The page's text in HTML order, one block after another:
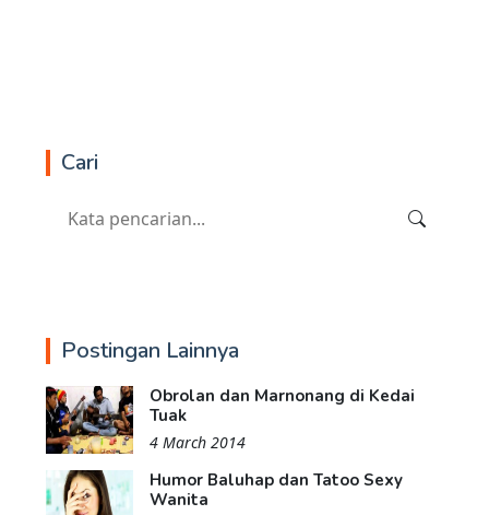
Cari
Postingan Lainnya
Obrolan dan Marnonang di Kedai
Tuak
4 March 2014
Humor Baluhap dan Tatoo Sexy
Wanita